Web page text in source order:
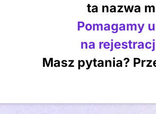
ta nazwa
Pomagamy
na
Masz pytania?